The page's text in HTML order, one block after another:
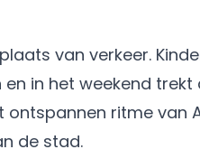
van verkeer.
in het weekend
ontspannen ritme van
de stad.